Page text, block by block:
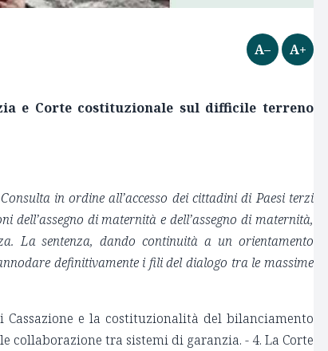
A– A+
e Corte costituzionale sul difficile terreno
in ordine all’accesso dei cittadini di Paesi terzi
di maternità e dell’assegno di maternità,
La sentenza, dando continuità a un orientamento
definitivamente i fili del dialogo tra le massime
Cassazione e la costituzionalità del bilanciamento
collaborazione tra sistemi di garanzia. - 4. La Corte